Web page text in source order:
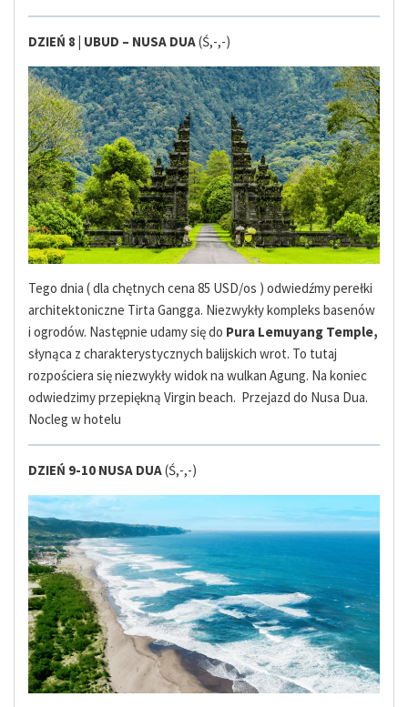
DZIEŃ 8 | UBUD – NUSA DUA(Ś,-,-)
Tego dnia ( dla chętnych cena 85 USD/os ) odwiedźmy perełki
architektoniczne Tirta Gangga. Niezwykły kompleks basenów
i ogrodów. Następnie udamy się do Pura Lemuyang Temple,
słynąca z charakterystycznych balijskich wrot. To tutaj
rozpościera się niezwykły widok na wulkan Agung. Na koniec
odwiedzimy przepiękną Virgin beach. Przejazd do Nusa Dua.
Nocleg w hotelu
DZIEŃ 9-10 NUSA DUA(Ś,-,-)